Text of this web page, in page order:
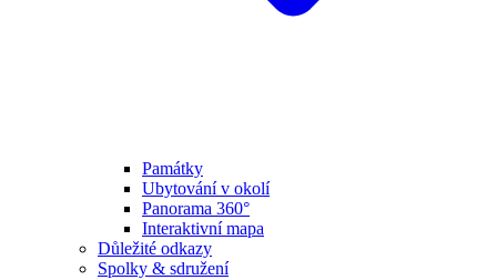
Památky
Ubytování v okolí
Panorama 360°
Interaktivní mapa
Důležité odkazy
Spolky & sdružení